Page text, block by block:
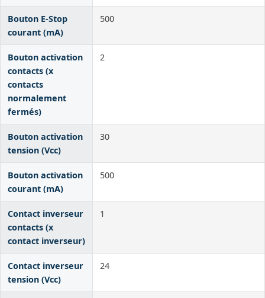
Bouton E-Stop
courant (mA)
500
Bouton activation
contacts (x
contacts
normalement
fermés)
2
Bouton activation
tension (Vcc)
30
Bouton activation
courant (mA)
500
Contact inverseur
contacts (x
contact inverseur)
1
Contact inverseur
tension (Vcc)
24